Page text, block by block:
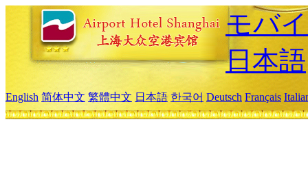
モバ
日本語
English 简体中文 繁體中文 日本語 한국어 Deutsch Français